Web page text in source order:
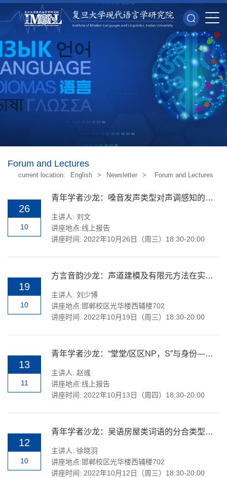
Forum and Lectures
current location: English > Newsletter > Forum and Lectures
26
10
青年学者沙龙：嗓音发声类型对声调感知的影响——五平调个案研究
主讲人: 刘文
讲座地点:线上报告
讲座时间: 2022年10月26日（周三）18:30-20:00
19
10
方言音韵沙龙：声道建模及有限元方法在实验语音学中的应用
主讲人: 刘少博
讲座地点:邯郸校区光华楼西辅楼702
讲座时间: 2022年10月19日（周三）18:30-20:00
13
11
青年学者沙龙：“堂堂/区区NP，S”与身份—行为的情理关联
主讲人: 赵彧
讲座地点:线上报告
讲座时间: 2022年10月13日（周四）18:30-20:00
12
10
青年学者沙龙：吴语房屋类词语的分合类型与历史演变
主讲人: 徐晓羽
讲座地点:邯郸校区光华楼西辅楼702
讲座时间: 2022年10月12日（周三）18:30-20:00